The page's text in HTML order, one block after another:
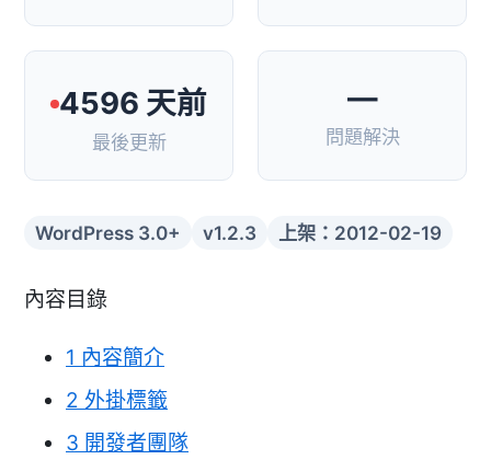
4596 天前
最後更新
—
問題解決
WordPress 3.0+ v1.2.3 上架：2012-02-19
內容目錄
1 內容簡介
2 外掛標籤
3 開發者團隊